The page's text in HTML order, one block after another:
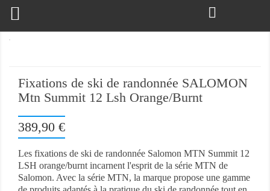

Fixations de ski de randonnée SALOMON
Mtn Summit 12 Lsh Orange/Burnt
389,90 €
Les fixations de ski de randonnée Salomon MTN Summit 12
LSH orange/burnt incarnent l'esprit de la série MTN de
Salomon. Avec la série MTN, la marque propose une gamme